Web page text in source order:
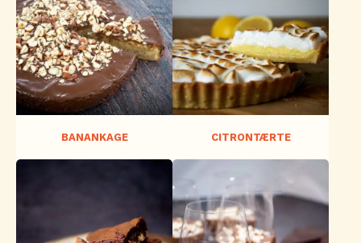
BANANKAGE CITRONTÆRTE